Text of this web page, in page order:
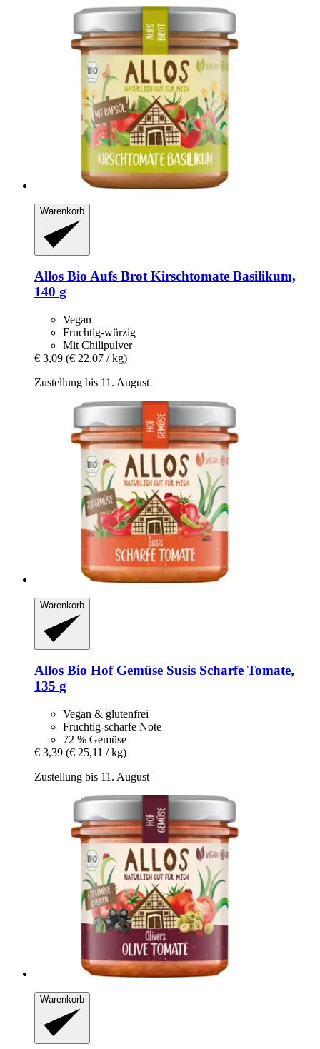
Warenkorb
Allos Bio Aufs Brot Kirschtomate Basilikum,
140 g
Vegan
Fruchtig-würzig
Mit Chilipulver
€ 3,09 (€ 22,07 / kg)
Zustellung bis 11. August
Warenkorb
Allos Bio Hof Gemüse Susis Scharfe Tomate,
135 g
Vegan & glutenfrei
Fruchtig-scharfe Note
72 % Gemüse
€ 3,39 (€ 25,11 / kg)
Zustellung bis 11. August
Warenkorb